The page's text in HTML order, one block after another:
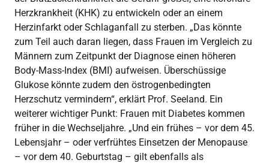
Herzkrankheit (KHK) zu entwickeln oder an einem
Herzinfarkt oder Schlaganfall zu sterben. „Das könnte
zum Teil auch daran liegen, dass Frauen im Vergleich zu
Männern zum Zeitpunkt der Diagnose einen höheren
Body-Mass-Index (BMI) aufweisen. Überschüssige
Glukose könnte zudem den östrogenbedingten
Herzschutz vermindern“, erklärt Prof. Seeland. Ein
weiterer wichtiger Punkt: Frauen mit Diabetes kommen
früher in die Wechseljahre. „Und ein frühes – vor dem 45.
Lebensjahr – oder verfrühtes Einsetzen der Menopause
– vor dem 40. Geburtstag – gilt ebenfalls als